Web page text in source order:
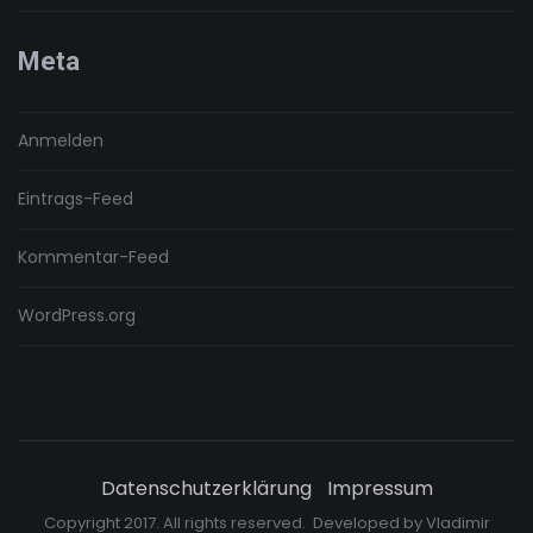
Meta
Anmelden
Eintrags-Feed
Kommentar-Feed
WordPress.org
Datenschutzerklärung Impressum
Copyright 2017. All rights reserved. Developed byVladimir